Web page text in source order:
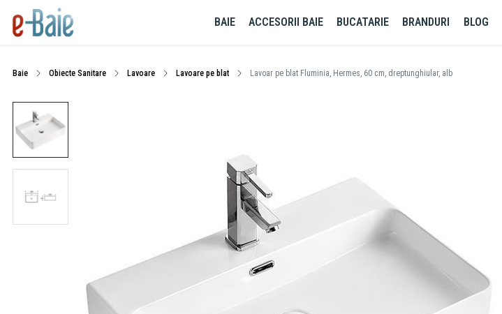
BAIE ACCESORII BAIE BUCATARIE BRANDURI BLOG
Baie Obiecte Sanitare Lavoare Lavoare pe blat Lavoar pe blat Fluminia, Hermes, 60 cm, dreptunghiular, alb